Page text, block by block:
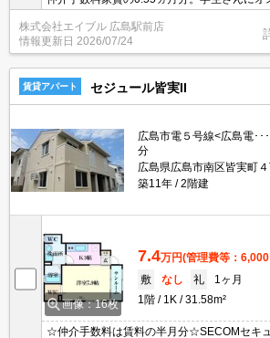
株式会社エイブル 広島駅前店
情報更新日 2026/07/24
賃貸アパート セジュール皆実II
広島市電５号線<広島電･･
分
広島県広島市南区皆実町４
築11年
2階建
画像：16枚
7.4万円(管理費等：
敷
なし 礼
1ヶ月
1階
1K 31.58m²
☆仲介手数料は賃料の半月分☆SECOMセキ